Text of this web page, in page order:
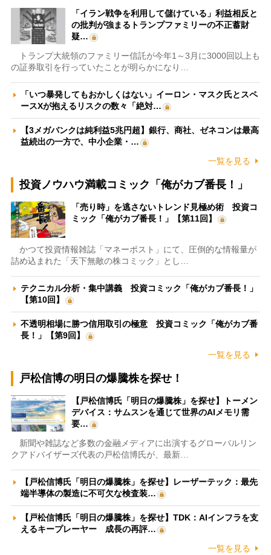
「イラン戦争を利用して儲けている」利益相反と
の批判が強まるトランプファミリーの不正蓄財
疑…
トランプ大統領のファミリー信託が今年1～3月に3000回以上も
の証券取引を行っていたことが明らかになり…
「いつ暴発してもおかしくはない」イーロン・マスク氏とスペ
ースXが抱えるリスクの数々「絶対…
【3メガバンクは純利益5兆円超】銀行、商社、ゼネコンは最高
益続出の一方で、中小企業・…
一覧を見る
投資ノウハウ満載コミック「俺がカブ番長！」
「売り時」を逃さないトレンド見極め術 投資コ
ミック「俺がカブ番長！」【第11回】
かつて投資情報雑誌「マネーポスト」にて、圧倒的な情報量が
詰め込まれた「天下無敵の株コミック」とし…
テクニカル分析・集中講義 投資コミック「俺がカブ番長！」
【第10回】
不透明相場に勝つ信用取引の極意 投資コミック「俺がカブ番
長！」【第9回】
一覧を見る
戸松信博の明日の爆騰株を探せ！
【戸松信博氏「明日の爆騰株」を探せ】トーメン
デバイス：サムスンを通じて世界のAIメモリ需
要…
新聞や雑誌など多数の金融メディアに出演するグローバルリン
クアドバイザーズ代表の戸松信博氏が、最新…
【戸松信博氏「明日の爆騰株」を探せ】レーザーテック：最先
端半導体の製造に不可欠な検査装…
【戸松信博氏「明日の爆騰株」を探せ】TDK：AIインフラを支
えるキープレーヤー 成長の再評…
一覧を見る